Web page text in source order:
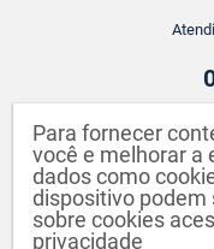
Para fornecer
você e melhorar a
dados como
dispositivo podem
sobre cookies
privacidade